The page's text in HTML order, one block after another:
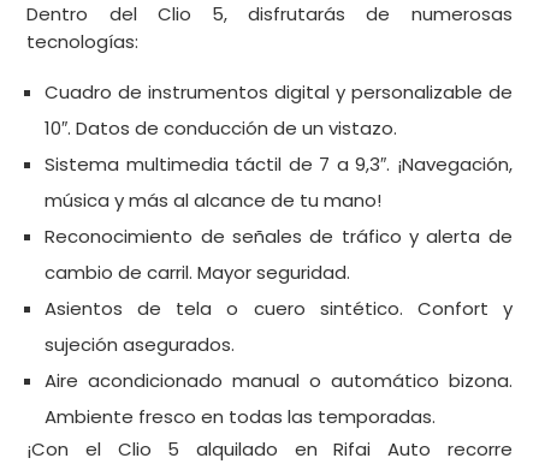
Dentro del Clio 5, disfrutarás de numerosas
tecnologías:
Cuadro de instrumentos digital y personalizable de
10″. Datos de conducción de un vistazo.
Sistema multimedia táctil de 7 a 9,3″. ¡Navegación,
música y más al alcance de tu mano!
Reconocimiento de señales de tráfico y alerta de
cambio de carril. Mayor seguridad.
Asientos de tela o cuero sintético. Confort y
sujeción asegurados.
Aire acondicionado manual o automático bizona.
Ambiente fresco en todas las temporadas.
¡Con el Clio 5 alquilado en Rifai Auto recorre